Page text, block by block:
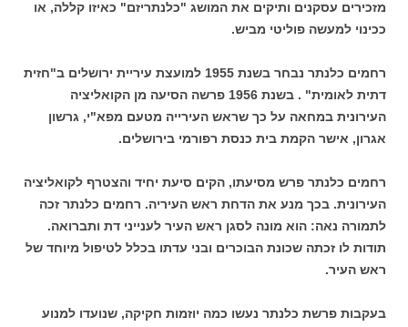
מזכירים עסקנים ותיקים את המושג "כלנתריזם" כאיזו קללה, או
ככינוי למעשה פוליטי מביש.
רחמים כלנתר נבחר בשנת 1955 למועצת עיריית ירושלים ב"חזית
דתית לאומית" . בשנת 1956 פרשה הסיעה מן הקואליציה
העירונית במחאה על כך שראש העירייה מטעם מפא"י, גרשון
אגרון, אישר הקמת בית כנסת רפורמי בירושלים.
רחמים כלנתר פרש מסיעתו, הקים סיעת יחיד והצטרף לקואליציה
העירונית. בכך מנע את הדחת ראש העיריה. רחמים כלנתר זכה
לתמורה נאה: הוא מונה לסגן ראש העיר לענייני דת ותברואה.
תודות לו זכתה שכונת הבוכרים ובני עדתו בכלל לטיפול מיוחד של
ראש העיר.
בעקבות פרשת כלנתר נעשו כמה יוזמות חקיקה, שנועדו למנוע